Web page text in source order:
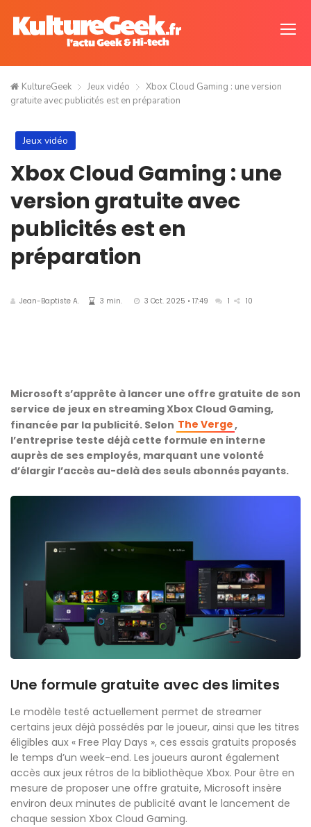
KultureGeek Jeux vidéo
Xbox Cloud Gaming : une version
gratuite avec publicités est en préparation
Jeux vidéo
Xbox Cloud Gaming : une
version gratuite avec
publicités est en
préparation
Jean-Baptiste A. 3 min. 3 Oct. 2025 • 17:49 1 10
Microsoft s’apprête à lancer une offre gratuite de son
service de jeux en streaming Xbox Cloud Gaming,
financée par la publicité. Selon The Verge,
l’entreprise teste déjà cette formule en interne
auprès de ses employés, marquant une volonté
d’élargir l’accès au-delà des seuls abonnés payants.
Une formule gratuite avec des limites
Le modèle testé actuellement permet de streamer
certains jeux déjà possédés par le joueur, ainsi que les titres
éligibles aux « Free Play Days », ces essais gratuits proposés
le temps d’un week-end. Les joueurs auront également
accès aux jeux rétros de la bibliothèque Xbox. Pour être en
mesure de proposer une offre gratuite, Microsoft insère
environ deux minutes de publicité avant le lancement de
chaque session Xbox Cloud Gaming.